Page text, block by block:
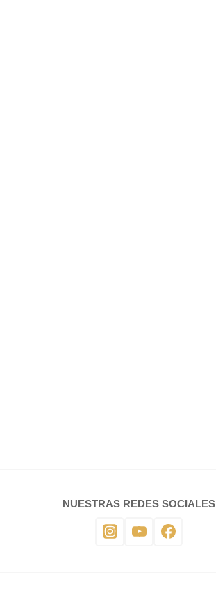
NUESTRAS REDES SOCIALES